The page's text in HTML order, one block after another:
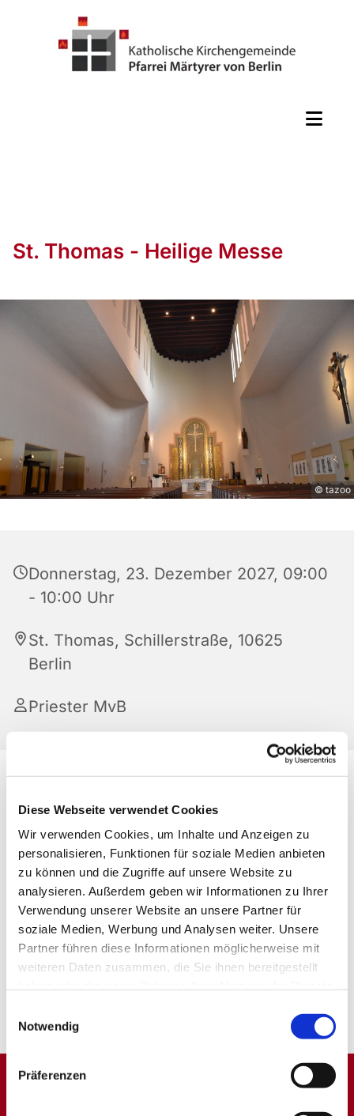
Diese Webseite verwendet Cookies
Wir verwenden Cookies, um Inhalte und Anzeigen zu
personalisieren, Funktionen für soziale Medien anbieten
zu können und die Zugriffe auf unsere Website zu
analysieren. Außerdem geben wir Informationen zu Ihrer
Verwendung unserer Website an unsere Partner für
soziale Medien, Werbung und Analysen weiter. Unsere
Partner führen diese Informationen möglicherweise mit
weiteren Daten zusammen, die Sie ihnen bereitgestellt
Notwendig
Präferenzen
St. Thomas - Heilige Messe
© tazoo
Donnerstag, 23. Dezember 2027, 09:00
- 10:00 Uhr
St. Thomas, Schillerstraße, 10625
Berlin
Priester MvB